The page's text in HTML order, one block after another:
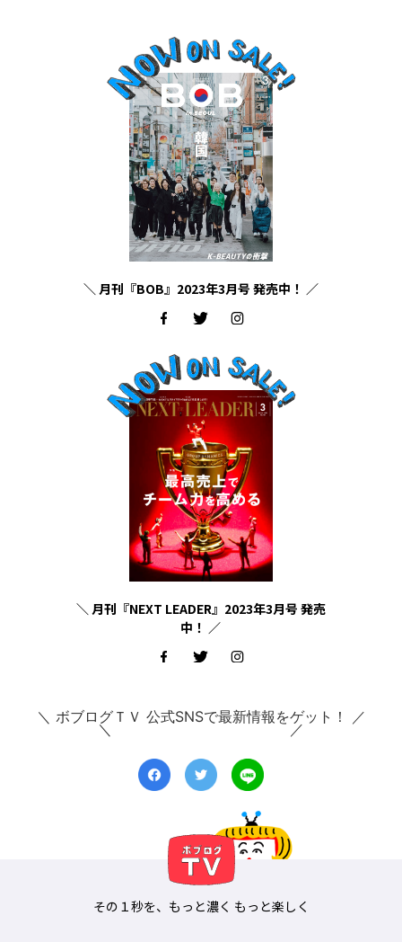
＼ 月刊『BOB』2023年3月号 発売中！ ／
＼ 月刊『NEXT LEADER』2023年3月号 発売
中！ ／
＼ ボブログＴＶ 公式SNSで最新情報をゲット！ ／
その１秒を、もっと濃く もっと楽しく